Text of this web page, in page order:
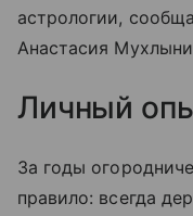
астрологии,
Анастасия
Личный
За годы
правило: всегда